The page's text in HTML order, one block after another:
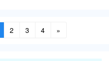
2 3 4 »